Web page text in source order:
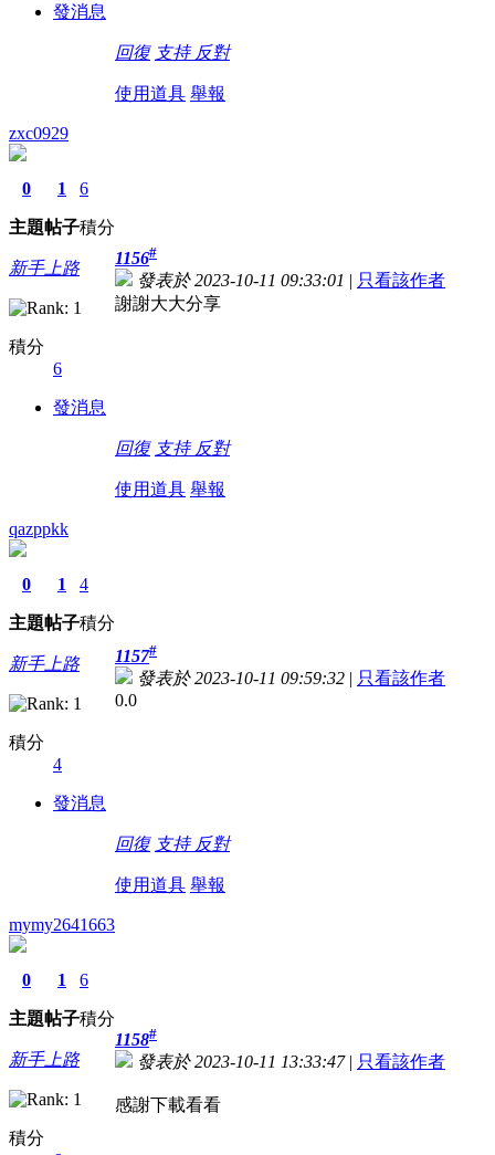
發消息
回復 支持 反對
使用道具 舉報
zxc0929
0
主題
1
帖子
6
積分
新手上路
積分
6
發消息
1156#
發表於 2023-10-11 09:33:01 | 只看該作者
謝謝大大分享
回復 支持 反對
使用道具 舉報
qazppkk
0
主題
1
帖子
4
積分
新手上路
積分
4
發消息
1157#
發表於 2023-10-11 09:59:32 | 只看該作者
0.0
回復 支持 反對
使用道具 舉報
mymy2641663
0
主題
1
帖子
6
積分
新手上路
積分
1158#
發表於 2023-10-11 13:33:47 | 只看該作者
感謝下載看看